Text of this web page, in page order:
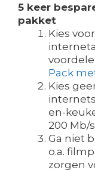
5 keer
pakket
Kies
Pack
Kies
en-
200 Mb/
Ga niet
o.a.
zorgen